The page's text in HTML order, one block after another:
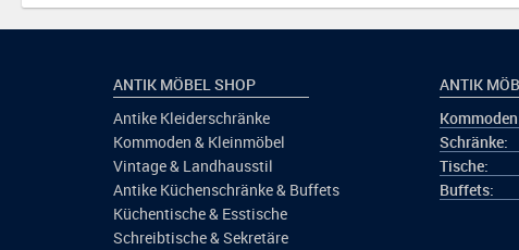
ANTIK MÖBEL SHOP
Antike Kleiderschränke
Kommoden & Kleinmöbel
Vintage & Landhausstil
Antike Küchenschränke & Buffets
Küchentische & Esstische
Schreibtische & Sekretäre
ANTIK
Schränke:
Tische:
Buffets: